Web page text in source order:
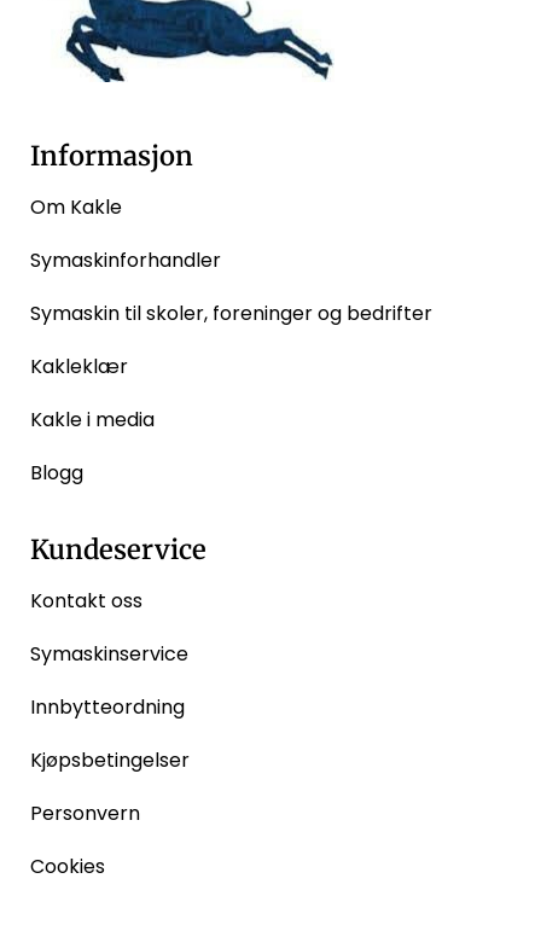
Informasjon
Om Kakle
Symaskinforhandler
Symaskin til skoler, foreninger og bedrifter
Kakleklær
Kakle i media
Blogg
Kundeservice
Kontakt oss
Symaskinservice
Innbytteordning
Kjøpsbetingelser
Personvern
Cookies